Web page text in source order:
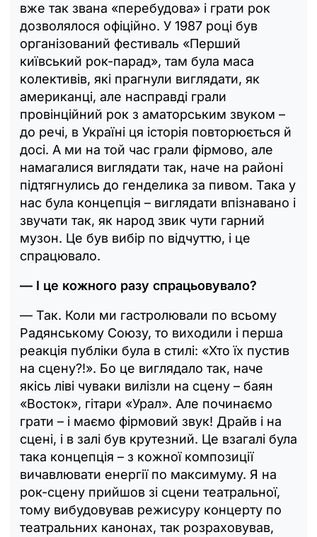
вже так звана «перебудова» і грати рок
дозволялося офіційно. У 1987 році був
організований фестиваль «Перший
київський рок-парад», там була маса
колективів, які прагнули виглядати, як
американці, але насправді грали
провінційний рок з аматорським звуком –
до речі, в Україні ця історія повторюється й
досі. А ми на той час грали фірмово, але
намагалися виглядати так, наче на районі
підтягнулись до генделика за пивом. Така у
нас була концепція – виглядати впізнавано і
звучати так, як народ звик чути гарний
музон. Це був вибір по відчуттю, і це
спрацювало.
— І це кожного разу спрацьовувало?
— Так. Коли ми гастролювали по всьому
Радянському Союзу, то виходили і перша
реакція публіки була в стилі: «Хто їх пустив
на сцену?!». Бо це виглядало так, наче
якісь ліві чуваки вилізли на сцену – баян
«Восток», гітари «Урал». Але починаємо
грати – і маємо фірмовий звук! Драйв і на
сцені, і в залі був крутезний. Це взагалі була
така концепція – з кожної композиції
вичавлювати енергії по максимуму. Я на
рок-сцену прийшов зі сцени театральної,
тому вибудовував режисуру концерту по
театральних канонах, так розраховував,